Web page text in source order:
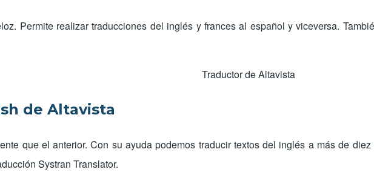
Permite realizar traducciones del inglés y frances al español y viceversa.
de Altavista
que el anterior. Con su ayuda podemos traducir textos del inglés a más de
Systran Translator.